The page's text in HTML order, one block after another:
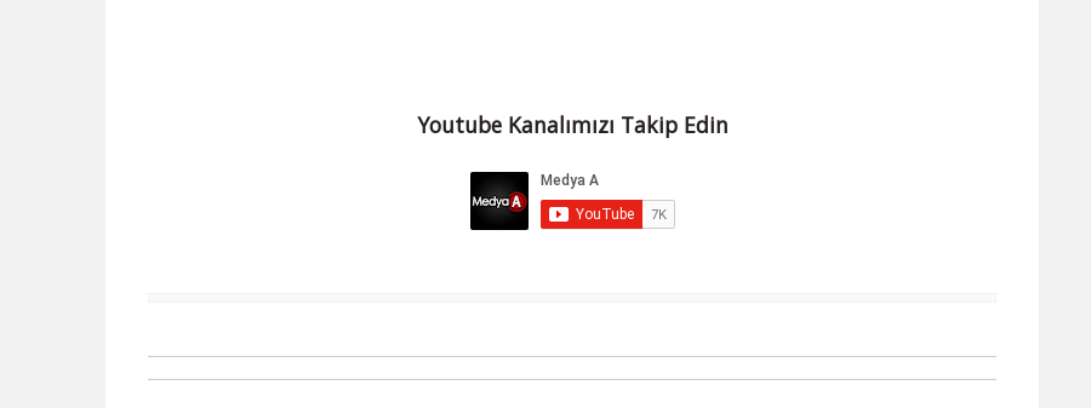
Youtube Kanalımızı Takip Edin